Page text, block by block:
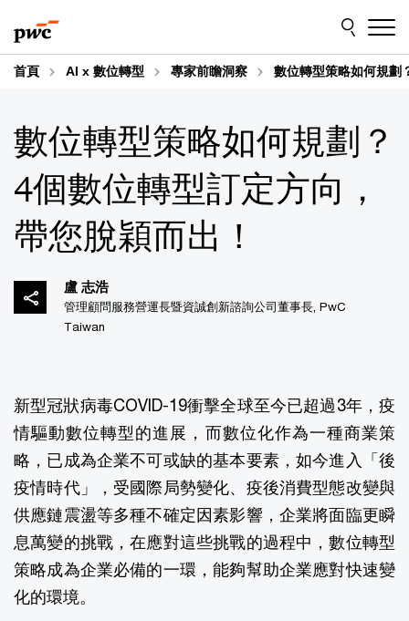
to
content
to
footer
首頁 AI x 數位轉型 專家前瞻洞察 數位轉型策略如何規劃
數位轉型策略如何規劃？
4個數位轉型訂定方向，
帶您脫穎而出！
盧 志浩
管理顧問服務營運長暨資誠創新諮詢公司董事長, PwC
Taiwan
新型冠狀病毒COVID-19衝擊全球至今已超過3年，疫
情驅動數位轉型的進展，而數位化作為一種商業策
略，已成為企業不可或缺的基本要素，如今進入「後
疫情時代」，受國際局勢變化、疫後消費型態改變與
供應鏈震盪等多種不確定因素影響，企業將面臨更瞬
息萬變的挑戰，在應對這些挑戰的過程中，數位轉型
策略成為企業必備的一環，能夠幫助企業應對快速變
化的環境。